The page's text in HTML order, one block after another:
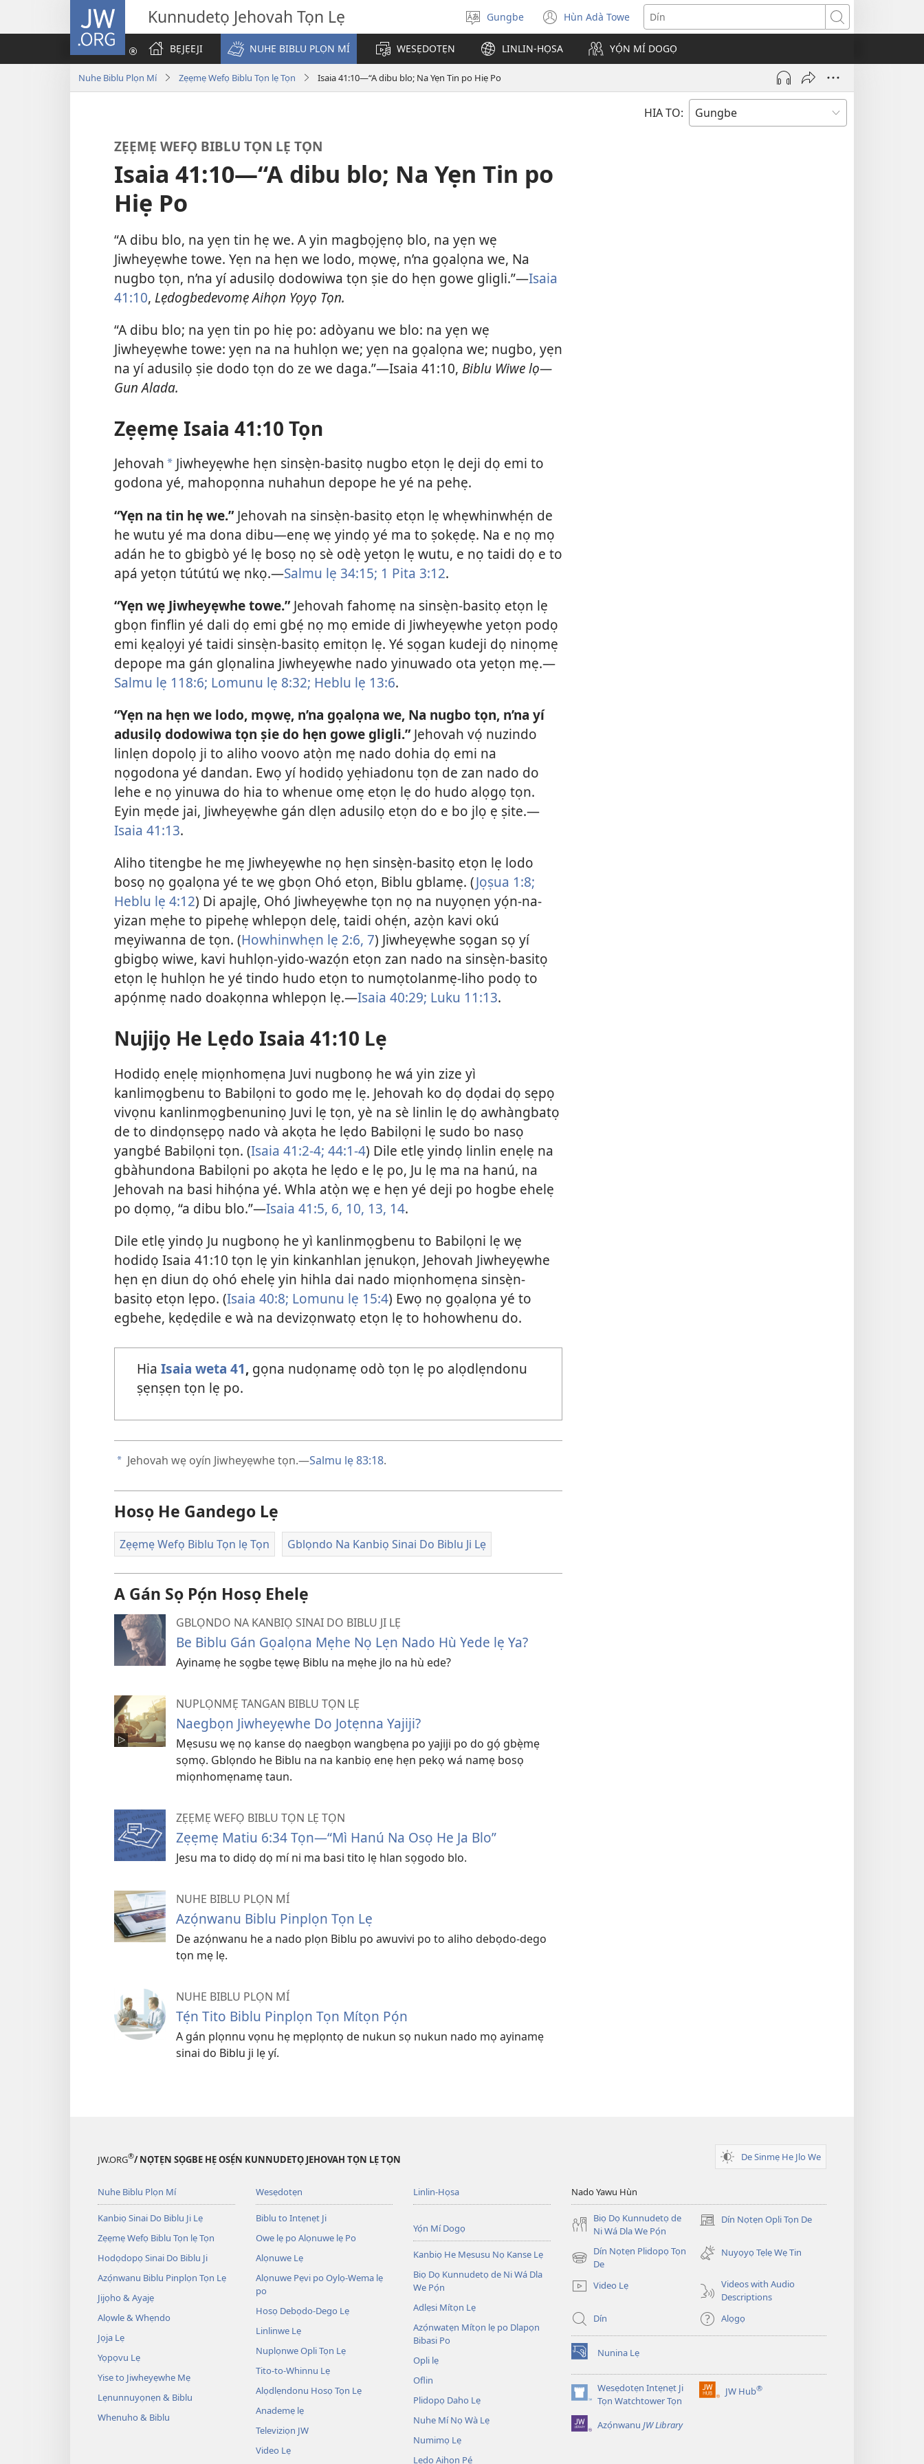
JW.ORG Kunnudetọ Jehovah Tọn Lẹ
De
ogbè
dopo
Gungbe Hùn Adà Towe
(opens
new
window)
Dín
BẸJẸEJI
NUHE BIBLU PLỌN MÍ WESẸDOTẸN LINLIN-HỌSA YỌ́N MÍ DOGỌ
Nuhe Biblu Plọn Mí Zẹẹmẹ Wefọ Biblu Tọn lẹ Tọn Isaia 41:10—“A dibu blo; Na Yẹn Tin po Hiẹ Po
HIA TO:
ZẸẸMẸ WEFỌ BIBLU TỌN LẸ TỌN
Isaia 41:10—“A dibu blo; Na Yẹn Tin po
Hiẹ Po
“A dibu blo, na yẹn tin hẹ we. A yin magbọjẹnọ blo, na yẹn wẹ
Jiwheyẹwhe towe. Yẹn na hẹn we lodo, mọwẹ, n’na gọalọna we, Na
nugbo tọn, n’na yí adusilọ dodowiwa tọn ṣie do hẹn gowe gligli.”—Isaia
41:10, Lẹdogbedevomẹ Aihọn Yọyọ Tọn.
“A dibu blo; na yẹn tin po hiẹ po: adòyanu we blo: na yẹn wẹ
Jiwheyẹwhe towe: yẹn na na huhlọn we; yẹn na gọalọna we; nugbo, yẹn
na yí adusilọ ṣie dodo tọn do ze we daga.”—Isaia 41:10, Biblu Wiwe lọ—
Gun Alada.
Zẹẹmẹ Isaia 41:10 Tọn
Jehovah a Jiwheyẹwhe hẹn sinsẹ̀n-basitọ nugbo etọn lẹ deji dọ emi to
godona yé, mahopọnna nuhahun depope he yé na pehẹ.
“Yẹn na tin hẹ we.”Jehovah na sinsẹ̀n-basitọ etọn lẹ whẹwhinwhẹ́n de
he wutu yé ma dona dibu—enẹ wẹ yindọ yé ma to ṣokẹdẹ. Na e nọ mọ
adán he to gbigbò yé lẹ bosọ nọ sè odẹ̀ yetọn lẹ wutu, e nọ taidi dọ e to
apá yetọn tútútú wẹ nkọ.—Salmu lẹ 34:15; 1 Pita 3:12.
“Yẹn wẹ Jiwheyẹwhe towe.”Jehovah fahomẹ na sinsẹ̀n-basitọ etọn lẹ
gbọn finflin yé dali dọ emi gbẹ́ nọ mọ emide di Jiwheyẹwhe yetọn podọ
emi kẹalọyi yé taidi sinsẹ̀n-basitọ emitọn lẹ. Yé sọgan kudeji dọ ninọmẹ
depope ma gán glọnalina Jiwheyẹwhe nado yinuwado ota yetọn mẹ.—
Salmu lẹ 118:6; Lomunu lẹ 8:32; Heblu lẹ 13:6.
“Yẹn na hẹn we lodo, mọwẹ, n’na gọalọna we, Na nugbo tọn, n’na yí
adusilọ dodowiwa tọn ṣie do hẹn gowe gligli.”Jehovah vọ́ nuzindo
linlẹn dopolọ ji to aliho voovo atọ̀n mẹ nado dohia dọ emi na
nọgodona yé dandan. Ewọ yí hodidọ yẹhiadonu tọn de zan nado do
lehe e nọ yinuwa do hia to whenue omẹ etọn lẹ do hudo alọgọ tọn.
Eyin mẹde jai, Jiwheyẹwhe gán dlẹn adusilọ etọn do e bo jlọ ẹ ṣite.—
Isaia 41:13.
Aliho titengbe he mẹ Jiwheyẹwhe nọ hẹn sinsẹ̀n-basitọ etọn lẹ lodo
bosọ nọ gọalọna yé te wẹ gbọn Ohó etọn, Biblu gblamẹ. (Jọṣua 1:8;
Heblu lẹ 4:12) Di apajlẹ, Ohó Jiwheyẹwhe tọn nọ na nuyọnẹn yọ́n-na-
yizan mẹhe to pipehẹ whlepọn delẹ, taidi ohẹ́n, azọ̀n kavi okú
mẹyiwanna de tọn. (Howhinwhẹn lẹ 2:6, 7) Jiwheyẹwhe sọgan sọ yí
gbigbọ wiwe, kavi huhlọn-yido-wazọ́n etọn zan nado na sinsẹ̀n-basitọ
etọn lẹ huhlọn he yé tindo hudo etọn to numọtolanmẹ-liho podọ to
apọ́nmẹ nado doakọnna whlepọn lẹ.—Isaia 40:29; Luku 11:13.
Nujijọ He Lẹdo Isaia 41:10 Lẹ
Hodidọ enẹlẹ miọnhomẹna Juvi nugbonọ he wá yin zize yì
kanlimọgbenu to Babilọni to godo mẹ lẹ. Jehovah ko dọ dọdai dọ sẹpọ
vivọnu kanlinmọgbenuninọ Juvi lẹ tọn, yè na sè linlin lẹ dọ awhàngbatọ
de to dindọnsẹpọ nado và akọta he lẹdo Babilọni lẹ sudo bo nasọ
yangbé Babilọni tọn. (Isaia 41:2-4; 44:1-4) Dile etlẹ yindọ linlin enẹlẹ na
gbàhundona Babilọni po akọta he lẹdo e lẹ po, Ju lẹ ma na hanú, na
Jehovah na basi hihọ́na yé. Whla atọ̀n wẹ e hẹn yé deji po hogbe ehelẹ
po dọmọ, “a dibu blo.”—Isaia 41:5, 6, 10, 13, 14.
Dile etlẹ yindọ Ju nugbonọ he yì kanlinmọgbenu to Babilọni lẹ wẹ
hodidọ Isaia 41:10 tọn lẹ yin kinkanhlan jẹnukọn, Jehovah Jiwheyẹwhe
hẹn ẹn diun dọ ohó ehelẹ yin hihla dai nado miọnhomẹna sinsẹ̀n-
basitọ etọn lẹpo. (Isaia 40:8; Lomunu lẹ 15:4) Ewọ nọ gọalọna yé to
egbehe, kẹdẹdile e wà na devizọnwatọ etọn lẹ to hohowhenu do.
Hia Isaia weta 41, gọna nudọnamẹ odò tọn lẹ po alọdlẹndonu
ṣẹnṣẹn tọn lẹ po.
a Jehovah wẹ oyín Jiwheyẹwhe tọn.—Salmu lẹ 83:18.
Hosọ He Gandego Lẹ
Zẹẹmẹ Wefọ Biblu Tọn lẹ Tọn Gblọndo Na Kanbiọ Sinai Do Biblu Ji Lẹ
A Gán Sọ Pọ́n Hosọ Ehelẹ
GBLỌNDO NA KANBIỌ SINAI DO BIBLU JI LẸ
Be Biblu Gán Gọalọna Mẹhe Nọ Lẹn Nado Hù Yede lẹ Ya?
Ayinamẹ he sọgbe tẹwẹ Biblu na mẹhe jlo na hù ede?
NUPLỌNMẸ TANGAN BIBLU TỌN LẸ
Naegbọn Jiwheyẹwhe Do Jotẹnna Yajiji?
Mẹsusu wẹ nọ kanse dọ naegbọn wangbẹna po yajiji po do gọ́ gbẹ̀mẹ
sọmọ. Gblọndo he Biblu na na kanbiọ enẹ hẹn pekọ wá namẹ bosọ
miọnhomẹnamẹ taun.
ZẸẸMẸ WEFỌ BIBLU TỌN LẸ TỌN
Zẹẹmẹ Matiu 6:34 Tọn—“Mì Hanú Na Osọ He Ja Blo”
Jesu ma to didọ dọ mí ni ma basi tito lẹ hlan sọgodo blo.
NUHE BIBLU PLỌN MÍ
Azọ́nwanu Biblu Pinplọn Tọn Lẹ
De azọ́nwanu he a nado plọn Biblu po awuvivi po to aliho debọdo-dego
tọn mẹ lẹ.
NUHE BIBLU PLỌN MÍ
Tẹ́n Tito Biblu Pinplọn Tọn Mítọn Pọ́n
A gán plọnnu vọnu hẹ mẹplọntọ de nukun sọ nukun nado mọ ayinamẹ
sinai do Biblu ji lẹ yí.
JW.ORG®/ NỌTẸN SỌGBE HẸ OSẸ́N KUNNUDETỌ JEHOVAH TỌN LẸ TỌN De Sinmẹ He Jlo We
Nuhe Biblu Plọn Mí
Kanbiọ Sinai Do Biblu Ji Lẹ
Zẹẹmẹ Wefọ Biblu Tọn lẹ Tọn
Hodọdopọ Sinai Do Biblu Ji
Azọ́nwanu Biblu Pinplọn Tọn Lẹ
Jijọho & Ayajẹ
Alọwle & Whẹndo
Jọja Lẹ
Yọpọvu Lẹ
Yise to Jiwheyẹwhe Mẹ
Lẹnunnuyọnẹn & Biblu
Whenuho & Biblu
Wesẹdotẹn
Biblu to Intẹnẹt Ji
Owe lẹ po Alọnuwe lẹ Po
Alọnuwe Lẹ
Alọnuwe Pẹvi po Oylọ-Wema lẹ
po
Hosọ Debọdo-Dego Lẹ
Linlinwe Lẹ
Nuplọnwe Opli Tọn Lẹ
Tito-to-Whinnu Lẹ
Alọdlẹndonu Hosọ Tọn Lẹ
Anademẹ lẹ
Televiziọn JW
Video Lẹ
Linlin-Họsa
Yọ́n Mí Dogọ
Kanbiọ He Mẹsusu Nọ Kanse Lẹ
Biọ Dọ Kunnudetọ de Ni Wá Dla
We Pọ́n
Adlẹsi Mítọn Lẹ
Azọ́nwatẹn Mítọn lẹ po Dlapọn
Bibasi Po
Opli lẹ
Oflin
Plidopọ Daho Lẹ
Nuhe Mí Nọ Wà Lẹ
Numimọ Lẹ
Lẹdo Aihọn Pé
Nado Yawu Hùn
Biọ Dọ Kunnudetọ de
Ni Wá Dla We Pọ́n
Dín Nọtẹn Opli Tọn De
(opens
window)
Dín Nọtẹn Plidopọ Tọn
De
(opens
window)
Nuyọyọ Tẹlẹ Wẹ Tin
Video Lẹ
Videos with Audio
Descriptions
Dín
Alọgọ
Nunina Lẹ
(opens
new
window)Wesẹdotẹn Intẹnẹt Ji
Tọn Watchtower Tọn
(opens
new
window)
JW Hub®
(opens
Azọ́nwanu JW Library